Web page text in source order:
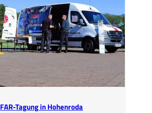
hochrangigen
BMK-
Kamingespräch
FAR-Tagung in Hohenroda